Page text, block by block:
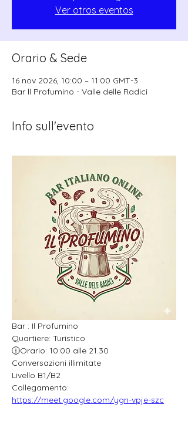
Ver otros eventos
Orario & Sede
16 nov 2026, 10:00 – 11:00 GMT-3
Bar ll Profumino - Valle delle Radici
Info sull'evento
Bar : Il Profumino
Quartiere: Turistico
🕧Orario: 10:00 alle 21.30
Conversazioni illimitate
Livello B1/B2
Collegamento:
https://meet.google.com/ygn-vpje-szc